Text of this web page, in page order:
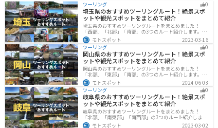
ツーリング 0
埼玉県のおすすめツーリングルート！絶景スポ
ットや観光スポットをまとめて紹介
埼玉県のおすすめツーリングルートをまとめました！
「西部」「北部」「南部」の3つのルート紹介します。自
然豊かな西側と街中の東側で違った楽しみ方ができま
す。バイクで埼玉県にツーリングに行く際は参考にして
ください。
モトスポット
2023-03-16
ツーリング
0
岡山県のおすすめツーリングルート！絶景スポ
ットや観光スポットをまとめて紹介
岡山県のおすすめツーリングルートをまとめました！
「北部」「東部」「南部」の3つのルート紹介します。岡
山市や倉敷市など、歴史ある街並みも魅力的で、バイク
ツーリングに最適なスポットが多数あります。バイクで
岡山県にツーリングに行く際は参考にしてください。
モトスポット
2024-06-03
ツーリング
0
岐阜県のおすすめツーリングルート！絶景スポ
ットや観光スポットをまとめて紹介
岐阜県のおすすめツーリングルートをまとめました！
「北部」「南東部」「南西部」の3つのルート紹介しま
す。自然豊かな山が充実しており、山を生かした施設や
モトスポット
2023-03-02